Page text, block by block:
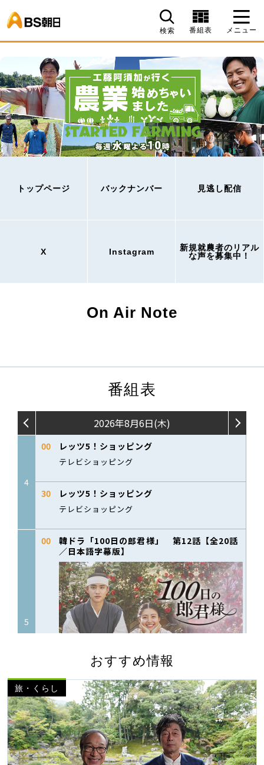
検索 番組表 メニュー
トップページ バックナンバー 見逃し配信
X Instagram
新規就農者のリアル
な声を募集中！
On Air Note
番組表
おすすめ情報
旅・くらし